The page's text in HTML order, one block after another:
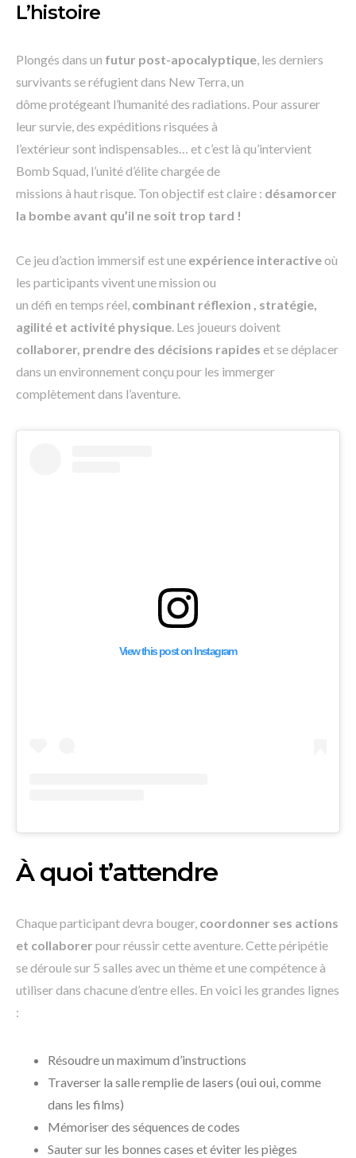
L’histoire
Plongés dans un futur post-apocalyptique, les derniers
survivants se réfugient dans New Terra, un
dôme protégeant l’humanité des radiations. Pour assurer
leur survie, des expéditions risquées à
l’extérieur sont indispensables… et c’est là qu’intervient
Bomb Squad, l’unité d’élite chargée de
missions à haut risque. Ton objectif est claire : désamorcer
la bombe avant qu’il ne soit trop tard !
Ce jeu d’action immersif est une expérience interactiveoù
les participants vivent une mission ou
un défi en temps réel, combinant réflexion , stratégie,
agilité et activité physique. Les joueurs doivent
collaborer, prendre des décisions rapides et se déplacer
dans un environnement conçu pour les immerger
complètement dans l’aventure.
View this post on Instagram
À quoi t’attendre
Chaque participant devra bouger, coordonner ses actions
et collaborer pour réussir cette aventure. Cette péripétie
se déroule sur 5 salles avec un thème et une compétence à
utiliser dans chacune d’entre elles. En voici les grandes lignes
:
Résoudre un maximum d’instructions
Traverser la salle remplie de lasers (oui oui, comme
dans les films)
Mémoriser des séquences de codes
Sauter sur les bonnes cases et éviter les pièges